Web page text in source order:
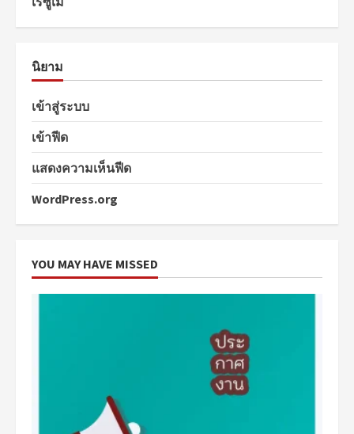
นิยาม
เข้าสู่ระบบ
เข้าฟีด
แสดงความเห็นฟีด
WordPress.org
YOU MAY HAVE MISSED